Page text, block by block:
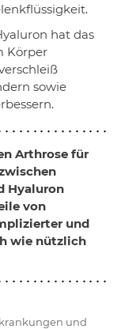
hat das
Körper
sowie
Arthrose für
Hyaluron
von
und
wie nützlich
und